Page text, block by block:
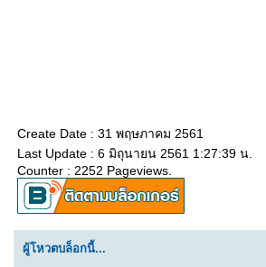
Create Date : 31 พฤษภาคม 2561
Last Update : 6 มิถุนายน 2561 1:27:39 น.
Counter : 2252 Pageviews.
ผู้โหวตบล็อกนี้...